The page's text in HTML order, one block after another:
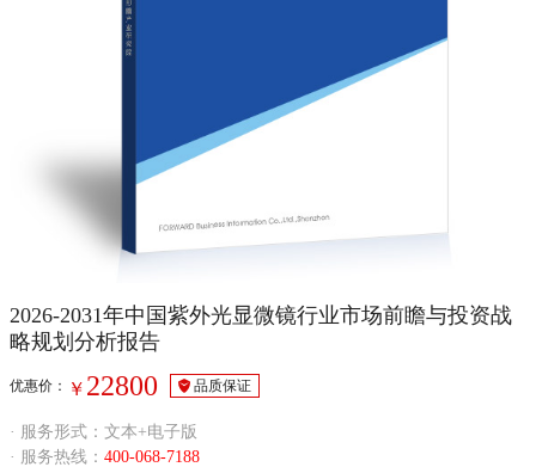
2026-2031年中国紫外光显微镜行业市场前瞻与投资战
略规划分析报告
优惠价： ￥ 22800 品质保证
· 服务形式：文本+电子版
· 服务热线： 400-068-7188